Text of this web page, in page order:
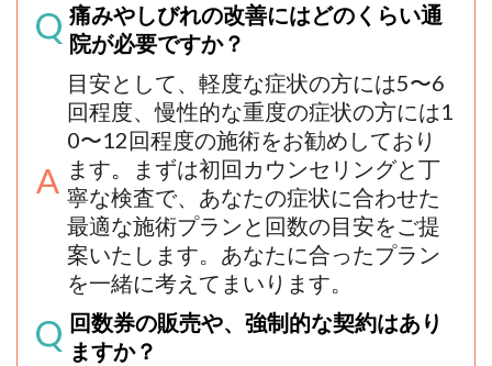
痛みやしびれの改善にはどのくらい通
院が必要ですか？
目安として、軽度な症状の方には5〜6
回程度、慢性的な重度の症状の方には1
0〜12回程度の施術をお勧めしており
ます。
まずは初回カウンセリングと丁
寧な検査で、あなたの症状に合わせた
最適な施術プランと回数の目安をご提
案いたします。あなたに合ったプラン
を一緒に考えてまいります。
回数券の販売や、強制的な契約はあり
ますか？